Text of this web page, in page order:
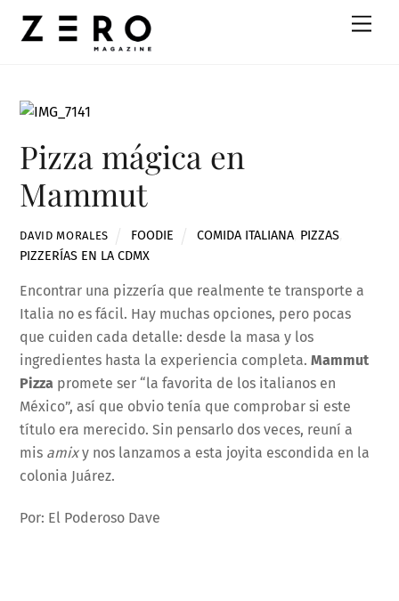
Pizza mágica en
Mammut
DAVID MORALES FOODIE COMIDA ITALIANA, PIZZAS,
PIZZERÍAS EN LA CDMX
Encontrar una pizzería que realmente te transporte a
Italia no es fácil. Hay muchas opciones, pero pocas
que cuiden cada detalle: desde la masa y los
ingredientes hasta la experiencia completa.Mammut
Pizza promete ser “la favorita de los italianos en
México”, así que obvio tenía que comprobar si este
título era merecido. Sin pensarlo dos veces, reuní a
mis amixy nos lanzamos a esta joyita escondida en la
colonia Juárez.
Por: El Poderoso Dave